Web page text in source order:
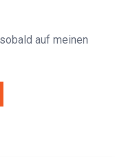
auf meinen